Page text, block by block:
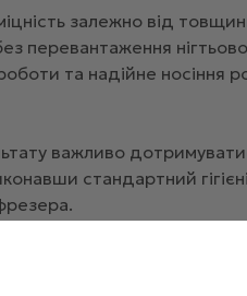
залежно від
перевантаження
роботи та надійне
важливо
стандартний
від вологи та
зчеплення матеріалу з